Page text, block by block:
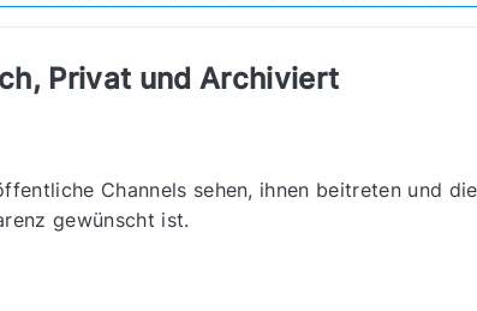
Privat und Archiviert
Channels sehen, ihnen beitreten und
gewünscht ist.